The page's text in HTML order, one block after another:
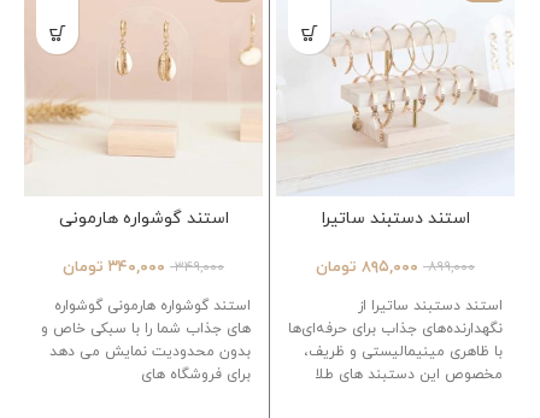
استند دستبند ساتیرا
۸۹۹,۰۰۰ ۸۹۵,۰۰۰ تومان
استند دستبند ساتیرا از
نگهدارنده‌های جذاب برای حرفه‌ای‌ها
با ظاهری مینیمالیستی و ظریف،
مخصوص این دستبند های طلا
استند گوشواره هارمونی
۳۴۹,۰۰۰ ۳۴۰,۰۰۰ تومان
استند گوشواره هارمونی گوشواره
های جذاب شما را با سبکی خاص و
بدون محدودیت نمایش می دهد
برای فروشگاه های